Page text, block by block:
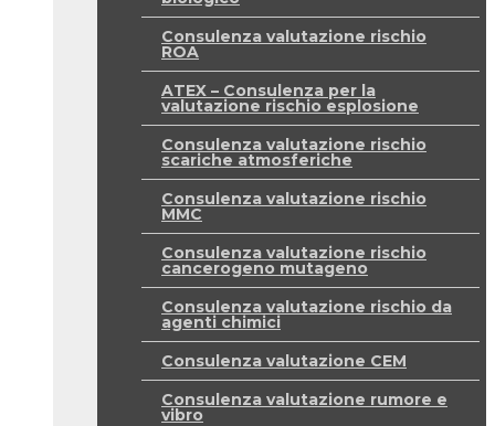
Consulenza valutazione rischio
ROA
ATEX – Consulenza per la
valutazione rischio esplosione
Consulenza valutazione rischio
scariche atmosferiche
Consulenza valutazione rischio
MMC
Consulenza valutazione rischio
cancerogeno mutageno
Consulenza valutazione rischio da
agenti chimici
Consulenza valutazione CEM
Consulenza valutazione rumore e
vibro